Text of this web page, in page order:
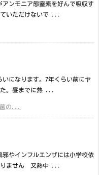
ンモニア態窒素を好んで吸収す
いただけないで ...
になります。7年くらい前にヤ
。昼までに熱 ...
の...
やインフルエンザには小学校依
りません 又熱中 ...